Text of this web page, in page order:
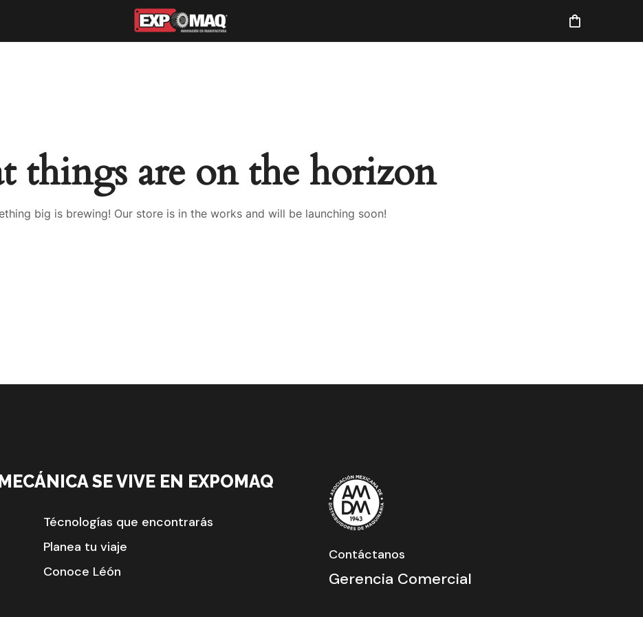
things are on the horizon
big is brewing! Our store is in the works and will be launching soon!
SE VIVE EN EXPOMAQ
Técnologías que encontrarás
Planea tu viaje
Conoce Léón
Contáctanos
Gerencia Comercial